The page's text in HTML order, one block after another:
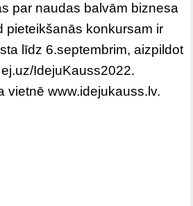
par naudas balvām biznesa
pieteikšanās konkursam ir
līdz 6.septembrim, aizpildot
IdejuKauss2022.
vietnē www.idejukauss.lv.